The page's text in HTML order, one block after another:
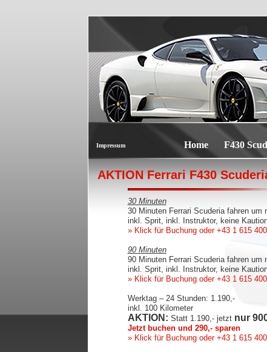
Impressum Home F430
AKTION Ferrari F430
30 Minuten
30 Minuten Ferrari Scuderia fahren um
inkl. Sprit, inkl. Instruktor, keine
» Klick für Buchung oder +43 1 615
90 Minuten
90 Minuten Ferrari Scuderia fahren um
inkl. Sprit, inkl. Instruktor, keine
» Klick für Buchung oder +43 1 615
Werktag – 24 Stunden: 1.190,-
inkl. 100 Kilometer
AKTION: Statt 1.190,- jetzt nur
Jetzt buchen und 290,- sparen
» Klick für Buchung oder +43 1 615